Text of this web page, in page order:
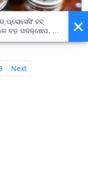
Next
×
ପ୍ରୋସେସିଂ ହବ୍
ବଡ଼ ପଦକ୍ଷେପ, ୪୨
ନିଯୁକ୍ତି ସୁଯୋଗ